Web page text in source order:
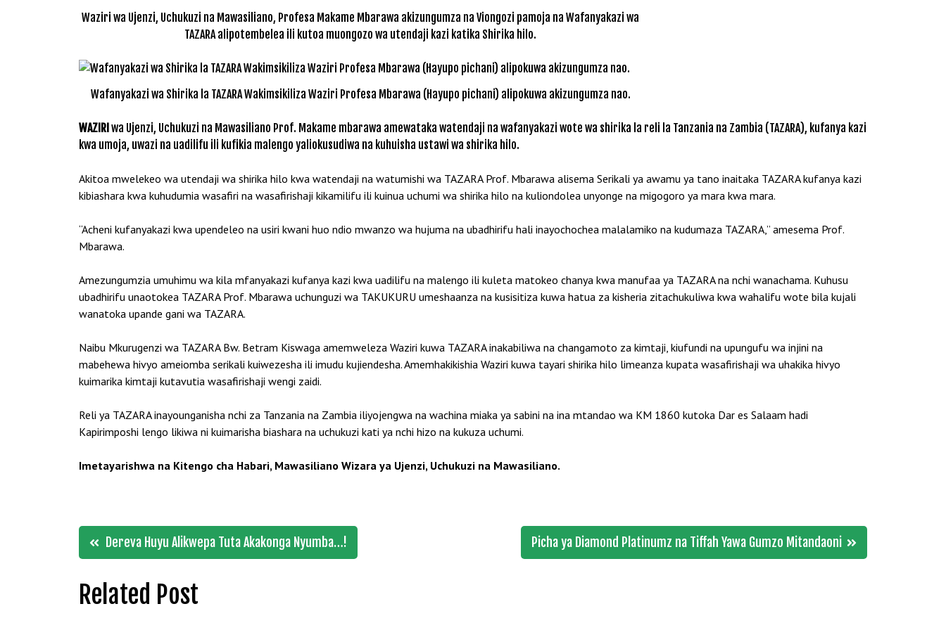
Waziri wa Ujenzi, Uchukuzi na Mawasiliano, Profesa Makame Mbarawa akizungumza na Viongozi pamoja na Wafanyakazi wa
TAZARA alipotembelea ili kutoa muongozo wa utendaji kazi katika Shirika hilo.
Wafanyakazi wa Shirika la TAZARA Wakimsikiliza Waziri Profesa Mbarawa (Hayupo pichani) alipokuwa akizungumza nao.
WAZIRIwa Ujenzi, Uchukuzi na Mawasiliano Prof. Makame mbarawa amewataka watendaji na wafanyakazi wote wa shirika la reli la Tanzania na Zambia (TAZARA), kufanya kazi
kwa umoja, uwazi na uadilifu ili kufikia malengo yaliokusudiwa na kuhuisha ustawi wa shirika hilo.
Akitoa mwelekeo wa utendaji wa shirika hilo kwa watendaji na watumishi wa TAZARA Prof. Mbarawa alisema Serikali ya awamu ya tano inaitaka TAZARA kufanya kazi
kibiashara kwa kuhudumia wasafiri na wasafirishaji kikamilifu ili kuinua uchumi wa shirika hilo na kuliondolea unyonge na migogoro ya mara kwa mara.
“Acheni kufanyakazi kwa upendeleo na usiri kwani huo ndio mwanzo wa hujuma na ubadhirifu hali inayochochea malalamiko na kudumaza TAZARA,” amesema Prof.
Mbarawa.
Amezungumzia umuhimu wa kila mfanyakazi kufanya kazi kwa uadilifu na malengo ili kuleta matokeo chanya kwa manufaa ya TAZARA na nchi wanachama. Kuhusu
ubadhirifu unaotokea TAZARA Prof. Mbarawa uchunguzi wa TAKUKURU umeshaanza na kusisitiza kuwa hatua za kisheria zitachukuliwa kwa wahalifu wote bila kujali
wanatoka upande gani wa TAZARA.
Naibu Mkurugenzi wa TAZARA Bw. Betram Kiswaga amemweleza Waziri kuwa TAZARA inakabiliwa na changamoto za kimtaji, kiufundi na upungufu wa injini na
mabehewa hivyo ameiomba serikali kuiwezesha ili imudu kujiendesha. Amemhakikishia Waziri kuwa tayari shirika hilo limeanza kupata wasafirishaji wa uhakika hivyo
kuimarika kimtaji kutavutia wasafirishaji wengi zaidi.
Reli ya TAZARA inayounganisha nchi za Tanzania na Zambia iliyojengwa na wachina miaka ya sabini na ina mtandao wa KM 1860 kutoka Dar es Salaam hadi
Kapirimposhi lengo likiwa ni kuimarisha biashara na uchukuzi kati ya nchi hizo na kukuza uchumi.
Imetayarishwa na Kitengo cha Habari, Mawasiliano Wizara ya Ujenzi, Uchukuzi na Mawasiliano.
Post
navigation
Dereva Huyu Alikwepa Tuta Akakonga Nyumba…! Picha ya Diamond Platinumz na Tiffah Yawa Gumzo Mitandaoni
Related Post